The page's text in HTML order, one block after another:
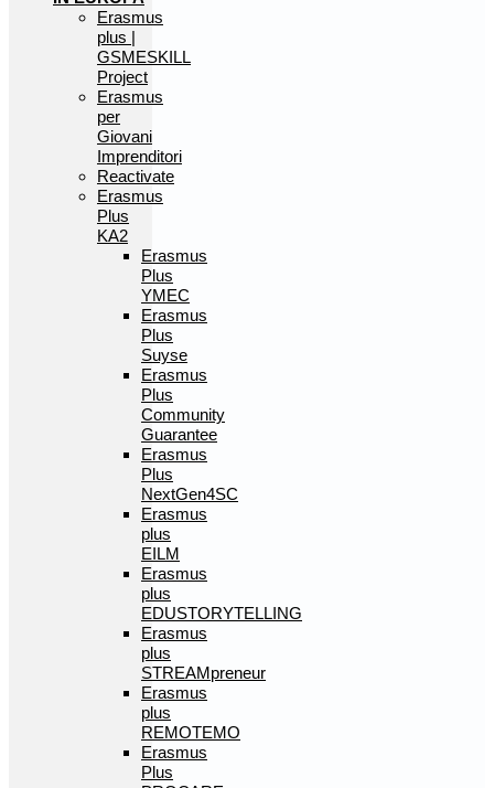
Erasmus
plus |
GSMESKILL
Project
Erasmus
per
Giovani
Imprenditori
Reactivate
Erasmus
Plus
KA2
Erasmus
Plus
YMEC
Erasmus
Plus
Suyse
Erasmus
Plus
Community
Guarantee
Erasmus
Plus
NextGen4SC
Erasmus
plus
EILM
Erasmus
plus
EDUSTORYTELLING
Erasmus
plus
STREAMpreneur
Erasmus
plus
REMOTEMO
Erasmus
Plus